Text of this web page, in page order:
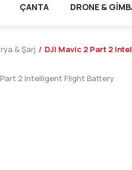
ÇANTA DRONE &
& Şarj DJI Mavic 2 Part 2